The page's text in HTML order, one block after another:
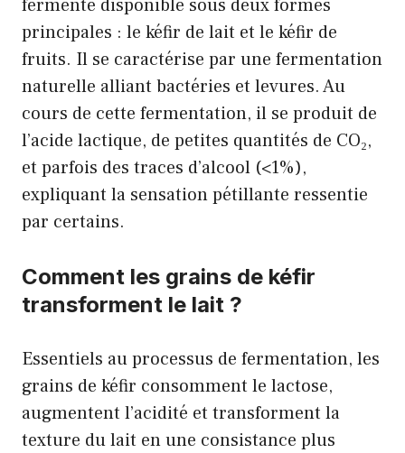
fermenté disponible sous deux formes
principales : le kéfir de lait et le kéfir de
fruits. Il se caractérise par une fermentation
naturelle alliant bactéries et levures. Au
cours de cette fermentation, il se produit de
l’acide lactique, de petites quantités de CO₂,
et parfois des traces d’alcool (<1%),
expliquant la sensation pétillante ressentie
par certains.
Comment les grains de kéfir
transforment le lait ?
Essentiels au processus de fermentation, les
grains de kéfir consomment le lactose,
augmentent l’acidité et transforment la
texture du lait en une consistance plus